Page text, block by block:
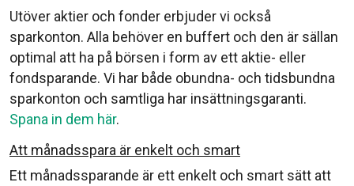
Utöver aktier och fonder erbjuder vi också
sparkonton. Alla behöver en buffert och den är sällan
optimal att ha på börsen i form av ett aktie- eller
fondsparande. Vi har både obundna- och tidsbundna
sparkonton och samtliga har insättningsgaranti.
Spana in dem här.
Att månadsspara är enkelt och smart
Ett månadssparande är ett enkelt och smart sätt att